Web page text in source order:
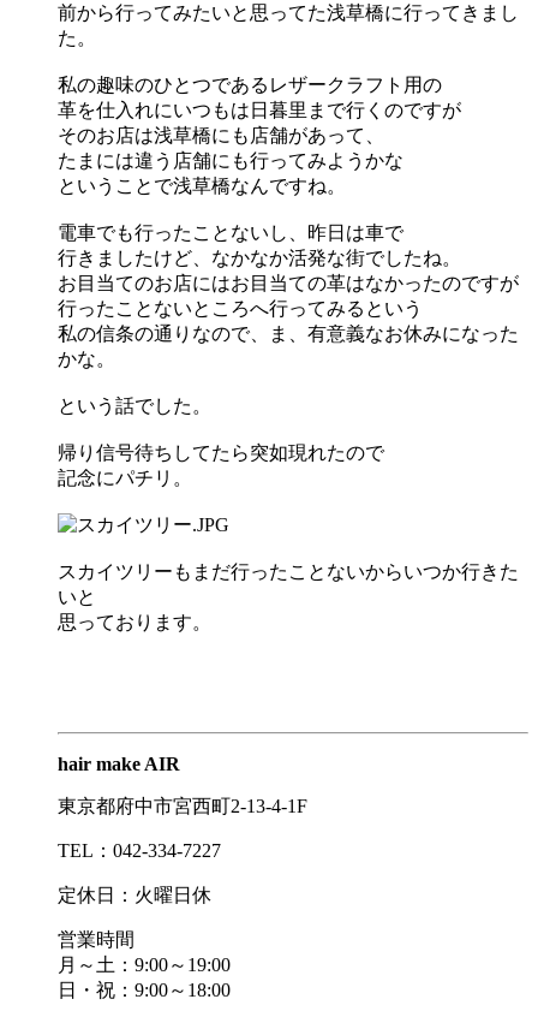
前から行ってみたいと思ってた浅草橋に行ってきまし
た。
私の趣味のひとつであるレザークラフト用の
革を仕入れにいつもは日暮里まで行くのですが
そのお店は浅草橋にも店舗があって、
たまには違う店舗にも行ってみようかな
ということで浅草橋なんですね。
電車でも行ったことないし、昨日は車で
行きましたけど、なかなか活発な街でしたね。
お目当てのお店にはお目当ての革はなかったのですが
行ったことないところへ行ってみるという
私の信条の通りなので、ま、有意義なお休みになった
かな。
という話でした。
帰り信号待ちしてたら突如現れたので
記念にパチリ。
スカイツリーもまだ行ったことないからいつか行きた
いと
思っております。
hair make AIR
東京都府中市宮西町2-13-4-1F
TEL：042-334-7227
定休日：火曜日休
営業時間
月～土：9:00～19:00
日・祝：9:00～18:00